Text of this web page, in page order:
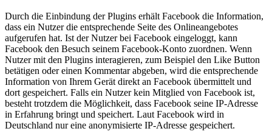
Durch die Einbindung der Plugins erhält Facebook die Information,
dass ein Nutzer die entsprechende Seite des Onlineangebotes
aufgerufen hat. Ist der Nutzer bei Facebook eingeloggt, kann
Facebook den Besuch seinem Facebook-Konto zuordnen. Wenn
Nutzer mit den Plugins interagieren, zum Beispiel den Like Button
betätigen oder einen Kommentar abgeben, wird die entsprechende
Information von Ihrem Gerät direkt an Facebook übermittelt und
dort gespeichert. Falls ein Nutzer kein Mitglied von Facebook ist,
besteht trotzdem die Möglichkeit, dass Facebook seine IP-Adresse
in Erfahrung bringt und speichert. Laut Facebook wird in
Deutschland nur eine anonymisierte IP-Adresse gespeichert.